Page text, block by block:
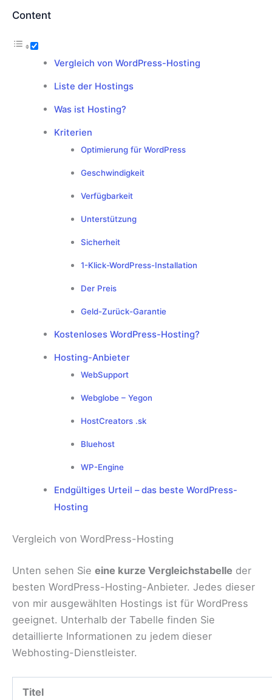
Content
Vergleich von WordPress-Hosting
Liste der Hostings
Was ist Hosting?
Kriterien
Optimierung für WordPress
Geschwindigkeit
Verfügbarkeit
Unterstützung
Sicherheit
1-Klick-WordPress-Installation
Der Preis
Geld-Zurück-Garantie
Kostenloses WordPress-Hosting?
Hosting-Anbieter
WebSupport
Webglobe – Yegon
HostCreators .sk
Bluehost
WP-Engine
Endgültiges Urteil – das beste WordPress-
Hosting
Vergleich von WordPress-Hosting
Unten sehen Sie eine kurze Vergleichstabelle der
besten WordPress-Hosting-Anbieter. Jedes dieser
von mir ausgewählten Hostings ist für WordPress
geeignet. Unterhalb der Tabelle finden Sie
detaillierte Informationen zu jedem dieser
Webhosting-Dienstleister.
Titel